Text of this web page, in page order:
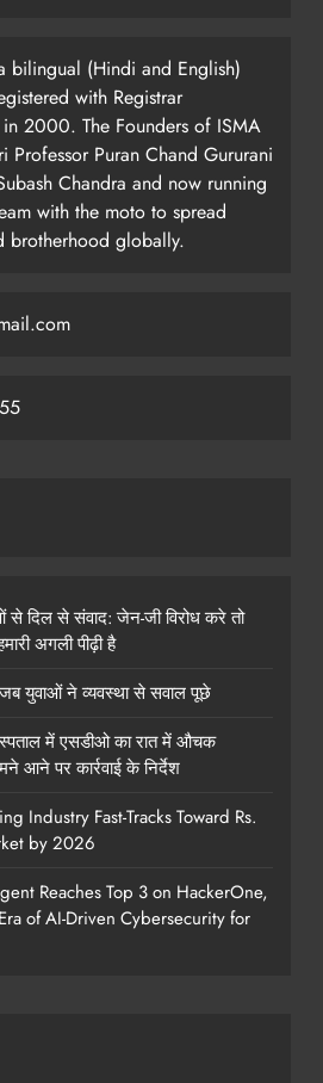
bilingual (Hindi and English)
with Registrar
2000. The Founders of ISMA
Professor Puran Chand Gururani
Chandra and now running
with the moto to spread
brotherhood globally.
से दिल से संवाद: जेन-जी विरोध करे तो
अगली पीढ़ी है
जब युवाओं ने व्यवस्था से सवाल पूछे
में एसडीओ का रात में औचक
आने पर कार्रवाई के निर्देश
Industry Fast-Tracks Toward Rs.
by 2026
Reaches Top 3 on HackerOne,
of AI-Driven Cybersecurity for